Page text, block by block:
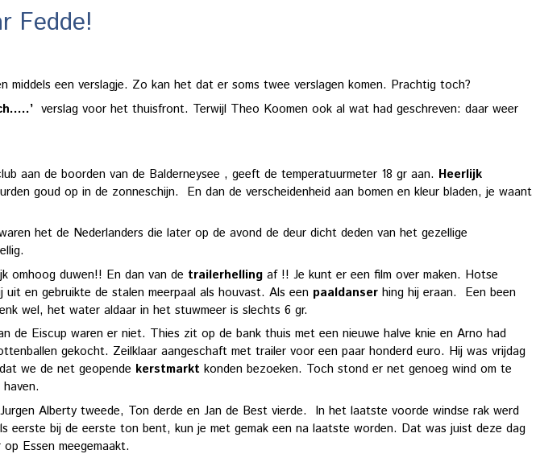
Fedde!
een verslagje. Zo kan het dat er soms twee verslagen komen. Prachtig toch?
verslag voor het thuisfront. Terwijl Theo Koomen ook al wat had geschreven: daar weer
aan de boorden van de Balderneysee , geeft de temperatuurmeter 18 gr aan. Heerlijk
goud op in de zonneschijn. En dan de verscheidenheid aan bomen en kleur bladen, je waant
het de Nederlanders die later op de avond de deur dicht deden van het gezellige
omhoog duwen!! En dan van de trailerhelling af !! Je kunt er een film over maken. Hotse
en gebruikte de stalen meerpaal als houvast. Als een paaldanser hing hij eraan. Een been
wel, het water aldaar in het stuwmeer is slechts 6 gr.
de Eiscup waren er niet. Thies zit op de bank thuis met een nieuwe halve knie en Arno had
gekocht. Zeilklaar aangeschaft met trailer voor een paar honderd euro. Hij was vrijdag
we de net geopende kerstmarkt konden bezoeken. Toch stond er net genoeg wind om te
Alberty tweede, Ton derde en Jan de Best vierde. In het laatste voorde windse rak werd
bij de eerste ton bent, kun je met gemak een na laatste worden. Dat was juist deze dag
Essen meegemaakt.